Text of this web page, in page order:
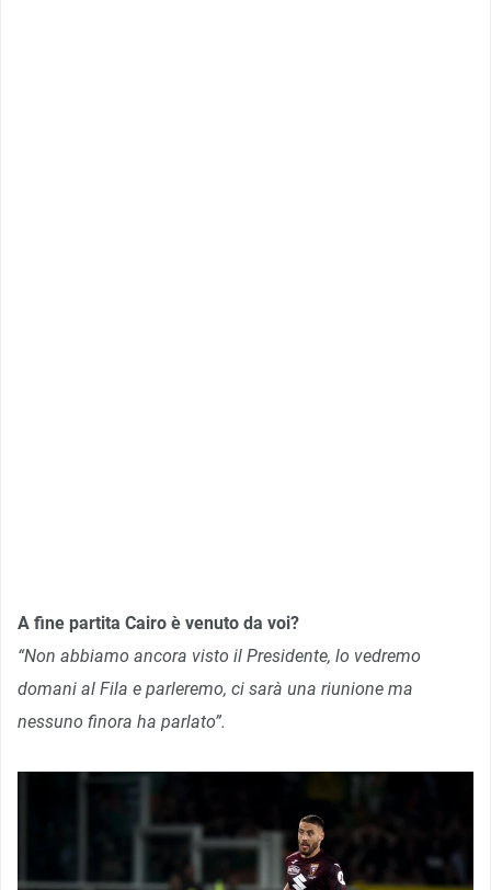
A fine partita Cairo è venuto da voi?
“Non abbiamo ancora visto il Presidente, lo vedremo
domani al Fila e parleremo, ci sarà una riunione ma
nessuno finora ha parlato”.